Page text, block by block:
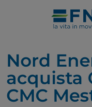
Nord
acquista
CMC